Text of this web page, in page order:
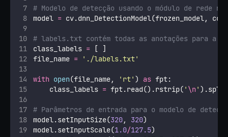
# Modelo de detecção usando o módulo de rede
model = cv.dnn_DetectionModel(frozen_model,
# labels.txt contém todas as anotações para a
class_labels = [ ]
file_name = ' ./labels.txt'
with open(file_name, ' rt' ) as fpt:
    class_labels
= fpt.read().rstrip( ' \n'
# Parâmetros de entrada para o modelo de
model.setInputSize(320, 320)
model.setInputScale(1.0/127.5)